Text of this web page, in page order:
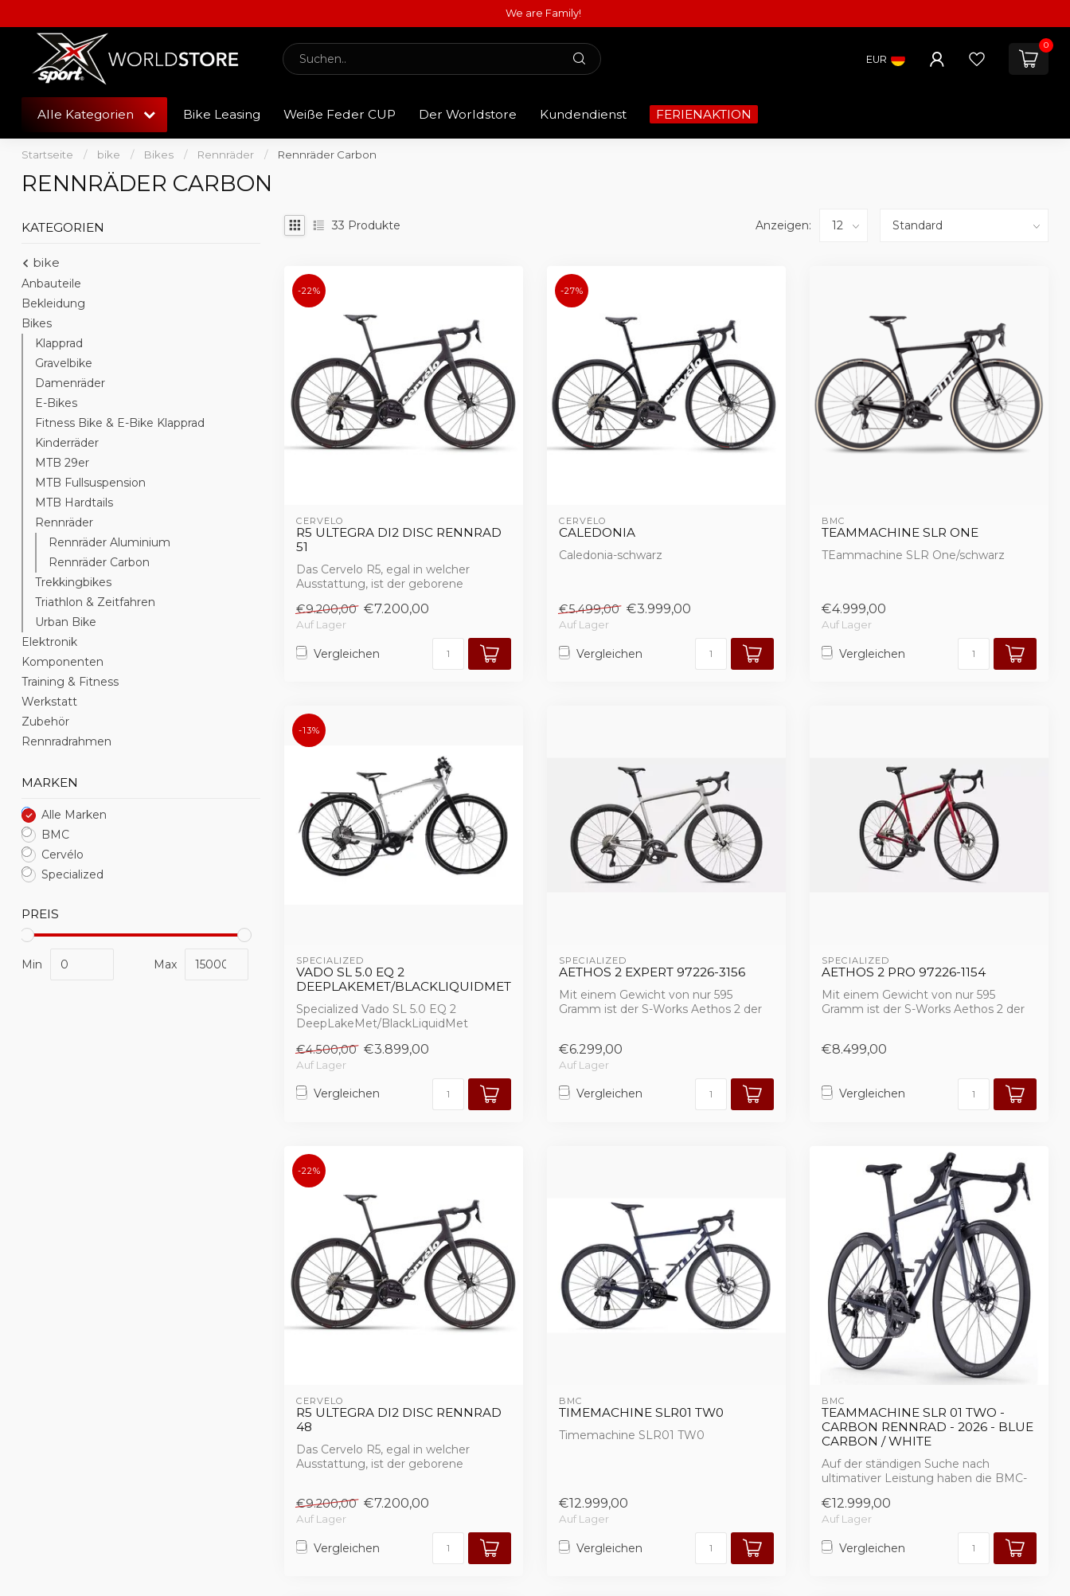
We are Family!
EUR
0
Alle Kategorien Bike Leasing Weiße Feder CUP Der Worldstore Kundendienst FERIENAKTION
Startseite / bike / Bikes / Rennräder / Rennräder Carbon
RENNRÄDER CARBON
KATEGORIEN
bike
Anbauteile
Bekleidung
Bikes
Klapprad
Gravelbike
Damenräder
E-Bikes
Fitness Bike & E-Bike Klapprad
Kinderräder
MTB 29er
MTB Fullsuspension
MTB Hardtails
Rennräder
Rennräder Aluminium
Rennräder Carbon
Trekkingbikes
Triathlon & Zeitfahren
Urban Bike
Elektronik
Komponenten
Training & Fitness
Werkstatt
Zubehör
Rennradrahmen
MARKEN
Alle Marken
BMC
Cervélo
Specialized
PREIS
Min Max
33 Produkte Anzeigen:
-22%
CERVÉLO
R5 ULTEGRA DI2 DISC RENNRAD
51
Das Cervelo R5, egal in welcher
Ausstattung, ist der geborene
€9.200,00 €7.200,00
Auf Lager
Vergleichen
-27%
CERVÉLO
CALEDONIA
Caledonia-schwarz
€5.499,00 €3.999,00
Auf Lager
Vergleichen
BMC
TEAMMACHINE SLR ONE
TEammachine SLR One/schwarz
€4.999,00
Auf Lager
Vergleichen
-13%
SPECIALIZED
VADO SL 5.0 EQ 2
DEEPLAKEMET/BLACKLIQUIDMET
Specialized Vado SL 5.0 EQ 2
DeepLakeMet/BlackLiquidMet
€4.500,00 €3.899,00
Auf Lager
Vergleichen
SPECIALIZED
AETHOS 2 EXPERT 97226-3156
Mit einem Gewicht von nur 595
Gramm ist der S-Works Aethos 2 der
€6.299,00
Auf Lager
Vergleichen
SPECIALIZED
AETHOS 2 PRO 97226-1154
Mit einem Gewicht von nur 595
Gramm ist der S-Works Aethos 2 der
€8.499,00
Vergleichen
-22%
CERVÉLO
R5 ULTEGRA DI2 DISC RENNRAD
48
Das Cervelo R5, egal in welcher
Ausstattung, ist der geborene
€9.200,00 €7.200,00
Auf Lager
Vergleichen
BMC
TIMEMACHINE SLR01 TW0
Timemachine SLR01 TW0
€12.999,00
Auf Lager
Vergleichen
BMC
TEAMMACHINE SLR 01 TWO -
CARBON RENNRAD - 2026 - BLUE
CARBON / WHITE
Auf der ständigen Suche nach
ultimativer Leistung haben die BMC-
€12.999,00
Auf Lager
Vergleichen